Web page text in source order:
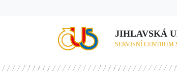
JIHLAVSKÁ
SERVISNÍ CENTRUM